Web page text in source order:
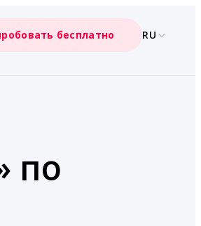
бесплатно RU
по